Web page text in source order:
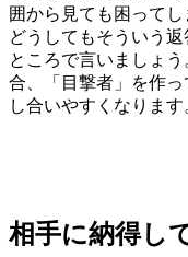
囲から見ても困ってし
どうしてもそういう
ところで言いましょ
合、「目撃者」を作
し合いやすくなります
相手に納得し